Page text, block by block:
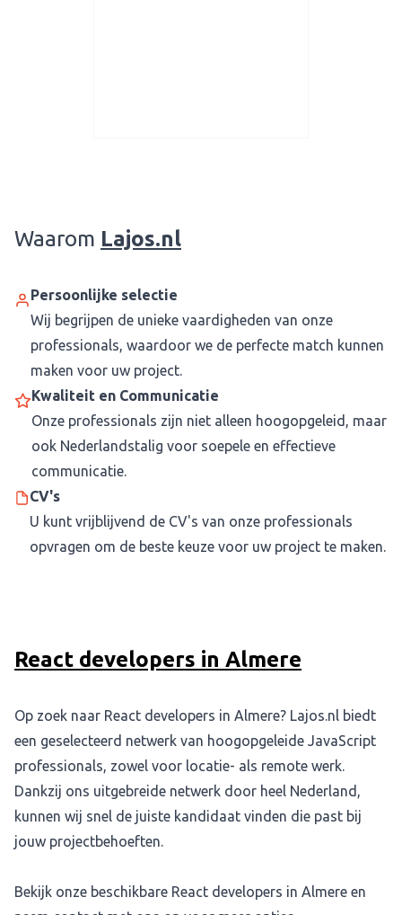
Waarom Lajos.nl
Persoonlijke selectie
Wij begrijpen de unieke vaardigheden van onze
professionals, waardoor we de perfecte match kunnen
maken voor uw project.
Kwaliteit en Communicatie
Onze professionals zijn niet alleen hoogopgeleid, maar
ook Nederlandstalig voor soepele en effectieve
communicatie.
CV's
U kunt vrijblijvend de CV's van onze professionals
opvragen om de beste keuze voor uw project te maken.
React developers in Almere
Op zoek naar React developers in Almere? Lajos.nl biedt
een geselecteerd netwerk van hoogopgeleide JavaScript
professionals, zowel voor locatie- als remote werk.
Dankzij ons uitgebreide netwerk door heel Nederland,
kunnen wij snel de juiste kandidaat vinden die past bij
jouw projectbehoeften.
Bekijk onze beschikbare React developers in Almere en